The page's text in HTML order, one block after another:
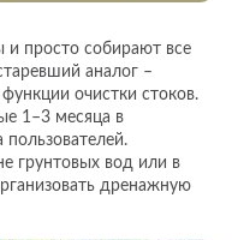
и просто собирают все
аналог –
очистки стоков.
1–3 месяца в
пользователей.
грунтовых вод или в
дренажную